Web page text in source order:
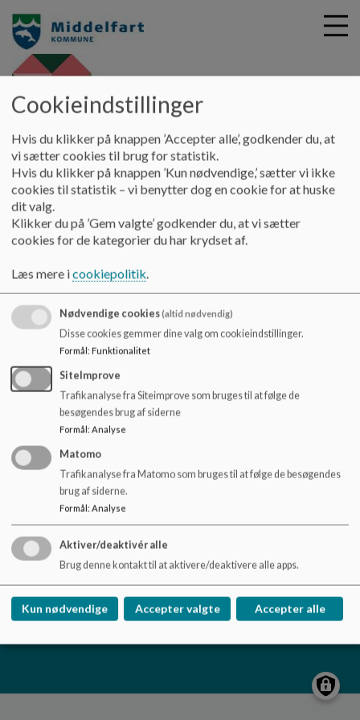
i
Børnehuset Nørre Aaby -
Søstjernen
Om Børnehuset Nørre Aaby
Den nye styrkede
pædagogiske læreplan
Den nye styrkede pædagogiske
Her kan du læse den nye styrkede pædagogisk læreplan for
Børnehuset Nørre Aaby 2024.
Dokumenter
Børnehuset Nørre Aaby, afd. Søstjernen
Føns Strandvej 2, 5580 Nørre Aaby
+45 88885409
EAN NR.
5790001118273
Tilgængelighedserklæring
Sitemap
Cookieindstillinger
Hvis du klikker på knappen ’Accepter alle’, godkender du, at
vi sætter cookies til brug for statistik.
Hvis du klikker på knappen ’Kun nødvendige,’ sætter vi ikke
cookies til statistik – vi benytter dog en cookie for at huske
dit valg.
Klikker du på ’Gem valgte’ godkender du, at vi sætter
cookies for de kategorier du har krydset af.
Læs mere icookiepolitik.
Nødvendige cookies(altid nødvendig)
Disse cookies gemmer dine valg om cookieindstillinger.
Formål: Funktionalitet
SiteImprove
Trafikanalyse fra Siteimprove som bruges til at følge de
besøgendes brug af siderne
Formål: Analyse
Matomo
Trafikanalyse fra Matomo som bruges til at følge de besøgendes
brug af siderne.
Formål: Analyse
Aktiver/deaktivér alle
Brug denne kontakt til at aktivere/deaktivere alle apps.
Kun nødvendige Accepter valgte Accepter alle